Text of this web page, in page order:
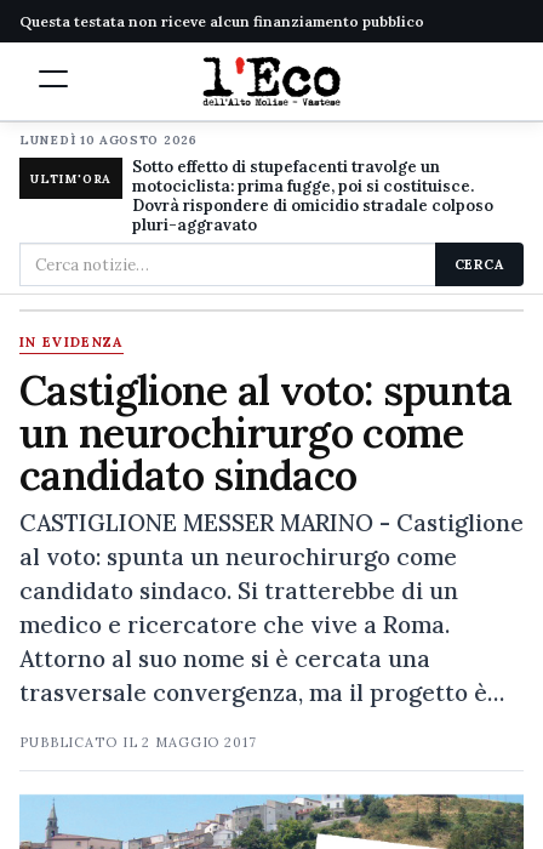
Questa testata non riceve alcun finanziamento pubblico
LUNEDÌ 10 AGOSTO 2026
ULTIM'ORA
Sotto effetto di stupefacenti travolge un
motociclista: prima fugge, poi si costituisce.
Dovrà rispondere di omicidio stradale colposo
pluri-aggravato
Cerca
nel
sito
CERCA
IN EVIDENZA
Castiglione al voto: spunta
un neurochirurgo come
candidato sindaco
CASTIGLIONE MESSER MARINO - Castiglione
al voto: spunta un neurochirurgo come
candidato sindaco. Si tratterebbe di un
medico e ricercatore che vive a Roma.
Attorno al suo nome si è cercata una
trasversale convergenza, ma il progetto è…
PUBBLICATO IL2 MAGGIO 2017